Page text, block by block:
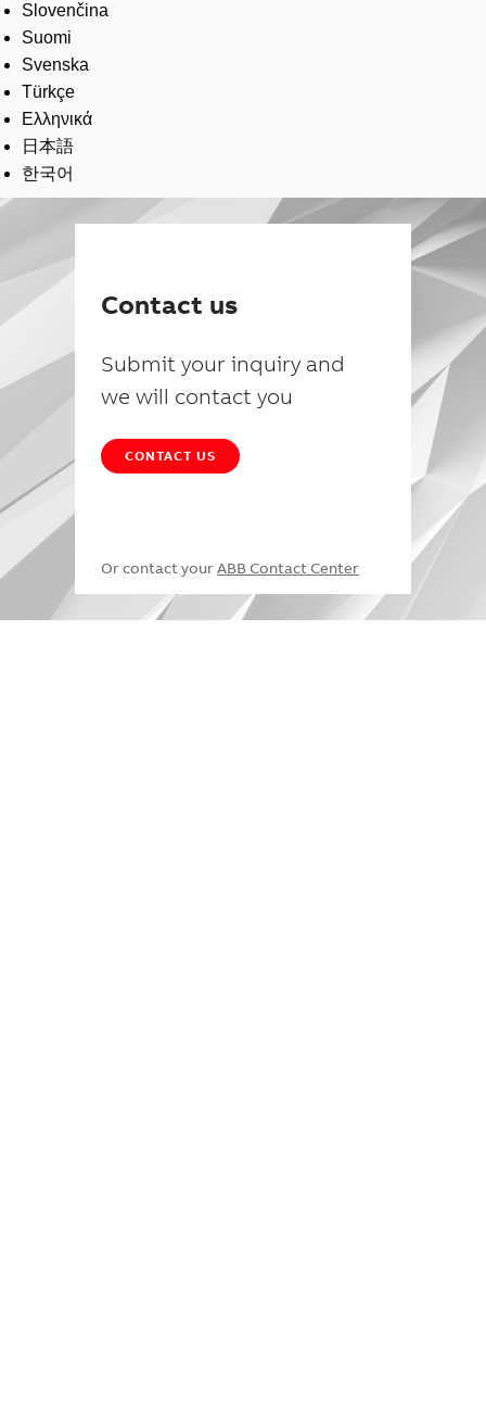
Slovenčina
Suomi
Svenska
Türkçe
Ελληνικά
日本語
한국어
Contact us
Submit your inquiry and
we will contact you
CONTACT US
Or contact your ABB Contact Center